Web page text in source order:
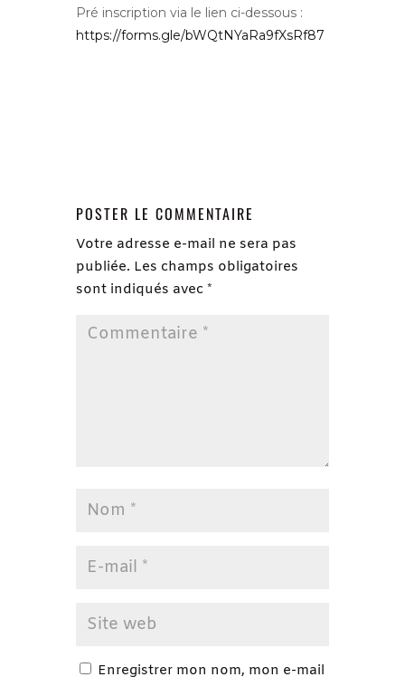
Pré inscription via le lien ci-dessous :
https://forms.gle/bWQtNYaRa9fXsRf87
POSTER LE COMMENTAIRE
Votre adresse e-mail ne sera pas
publiée. Les champs obligatoires
sont indiqués avec *
Enregistrer mon nom, mon e-mail